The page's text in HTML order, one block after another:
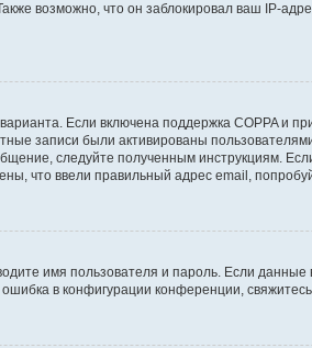
возможно, что он заблокировал ваш IP-
Если включена поддержка COPPA и
записи были активированы
следуйте полученным инструкциям.
что ввели правильный адрес email,
имя пользователя и пароль. Если
в конфигурации конференции,